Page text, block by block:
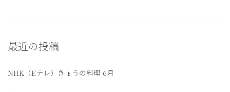
最近の投稿
NHK（Eテレ）きょうの料理 6月